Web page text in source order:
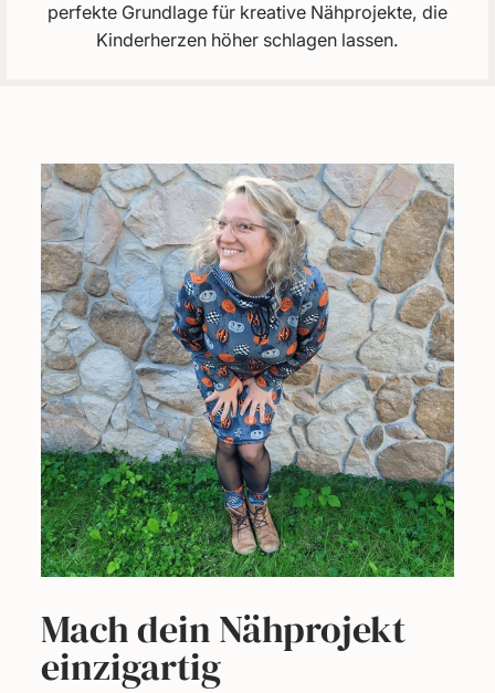
perfekte Grundlage für kreative Nähprojekte, die
Kinderherzen höher schlagen lassen.
Mach dein Nähprojekt
einzigartig